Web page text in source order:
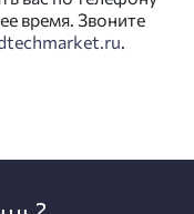
время. Звоните
.